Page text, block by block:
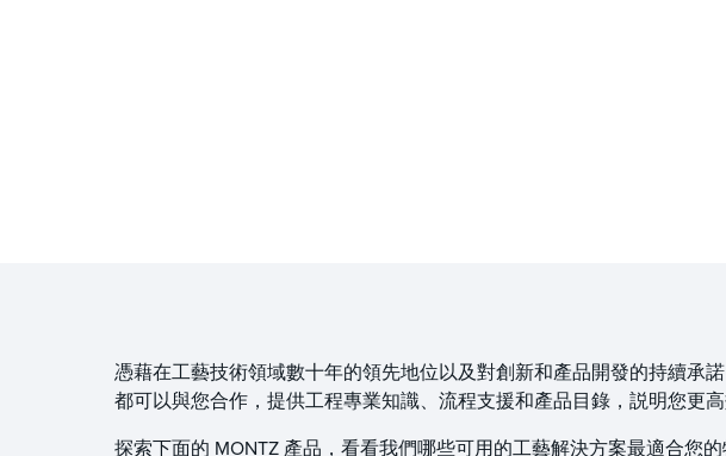
憑藉在工藝技術領域數十年的領先地位以及對創新和產品開發的持續承
都可以與您合作，提供工程專業知識、流程支援和產品目錄，説明您更高
探索下面的 MONTZ 產品，看看我們哪些可用的工藝解決方案最適合您的